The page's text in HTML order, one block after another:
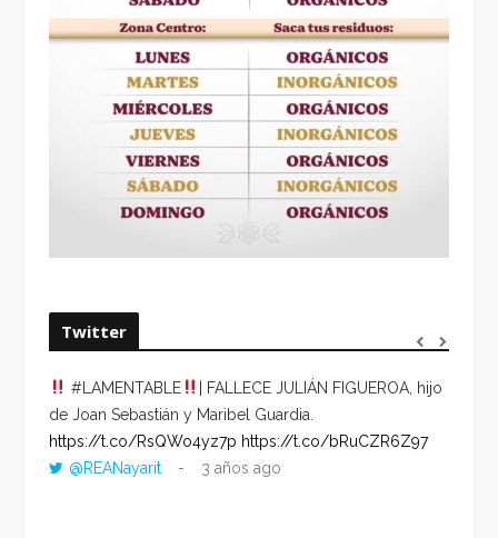
Twitter
#LAMENTABLE
| FALLECE JULIÁN FIGUEROA, hijo
de Joan Sebastián y Maribel Guardia.
https://t.co/RsQWo4yz7p https://t.co/bRuCZR6Z97
@REANayarit
3 años ago